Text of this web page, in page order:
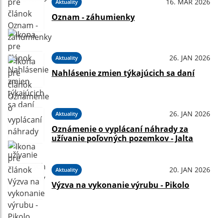
Aktuality
Oznam - záhumienky
Aktuality 26. JAN 2026
Nahlásenie zmien týkajúcich sa daní
Aktuality 26. JAN 2026
Oznámenie o vyplácaní náhrady za
užívanie poľovných pozemkov - Jalta
Aktuality 20. JAN 2026
Výzva na vykonanie výrubu - Pikolo